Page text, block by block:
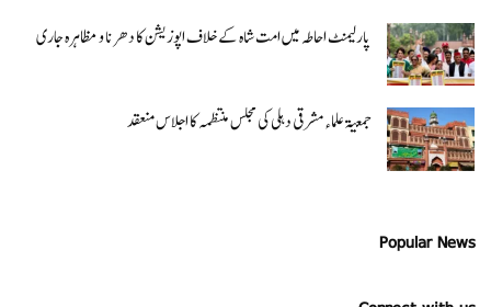
پارلیمنٹ احاطہ میں امت شاہ کے خلاف اپوزیشن کا دھرنا و مظاہرہ جاری
جمعیۃ علماء مشرقی دہلی کی مجلس منتظمہ کا اجلاس منعقد
Popular News